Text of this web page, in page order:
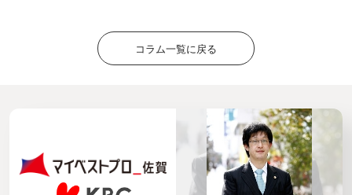
コラム一覧に戻る